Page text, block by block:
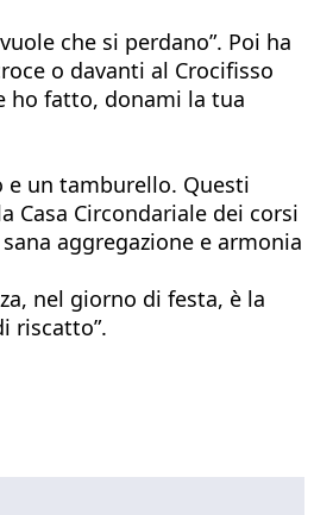
che si perdano”. Poi ha
o davanti al Crocifisso
ho fatto, donami la tua
un tamburello. Questi
Casa Circondariale dei corsi
aggregazione e armonia
nel giorno di festa, è la
riscatto”.